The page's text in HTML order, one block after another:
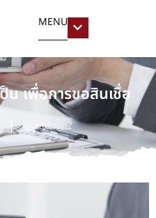
MENU
น เพื่อการขอสินเชื่อ
nkaadmin2